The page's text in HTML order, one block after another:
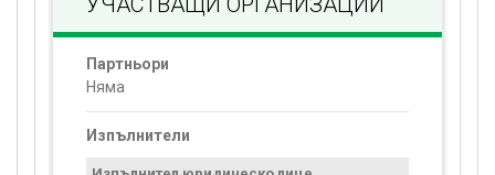
Партньори
Няма
Изпълнители